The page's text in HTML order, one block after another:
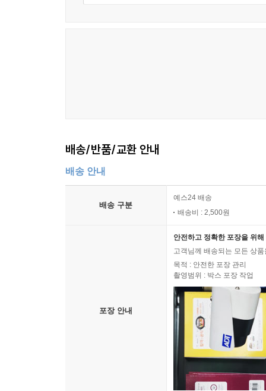
배송/반품/교환 안내
배송 안내
배송 구분
예스24 배송
배송비 : 2,500원
포장 안내
안전하고 정확한 포장을 위
고객님께 배송되는 모든 상
목적 : 안전한 포장 관리
촬영범위 : 박스 포장 작업